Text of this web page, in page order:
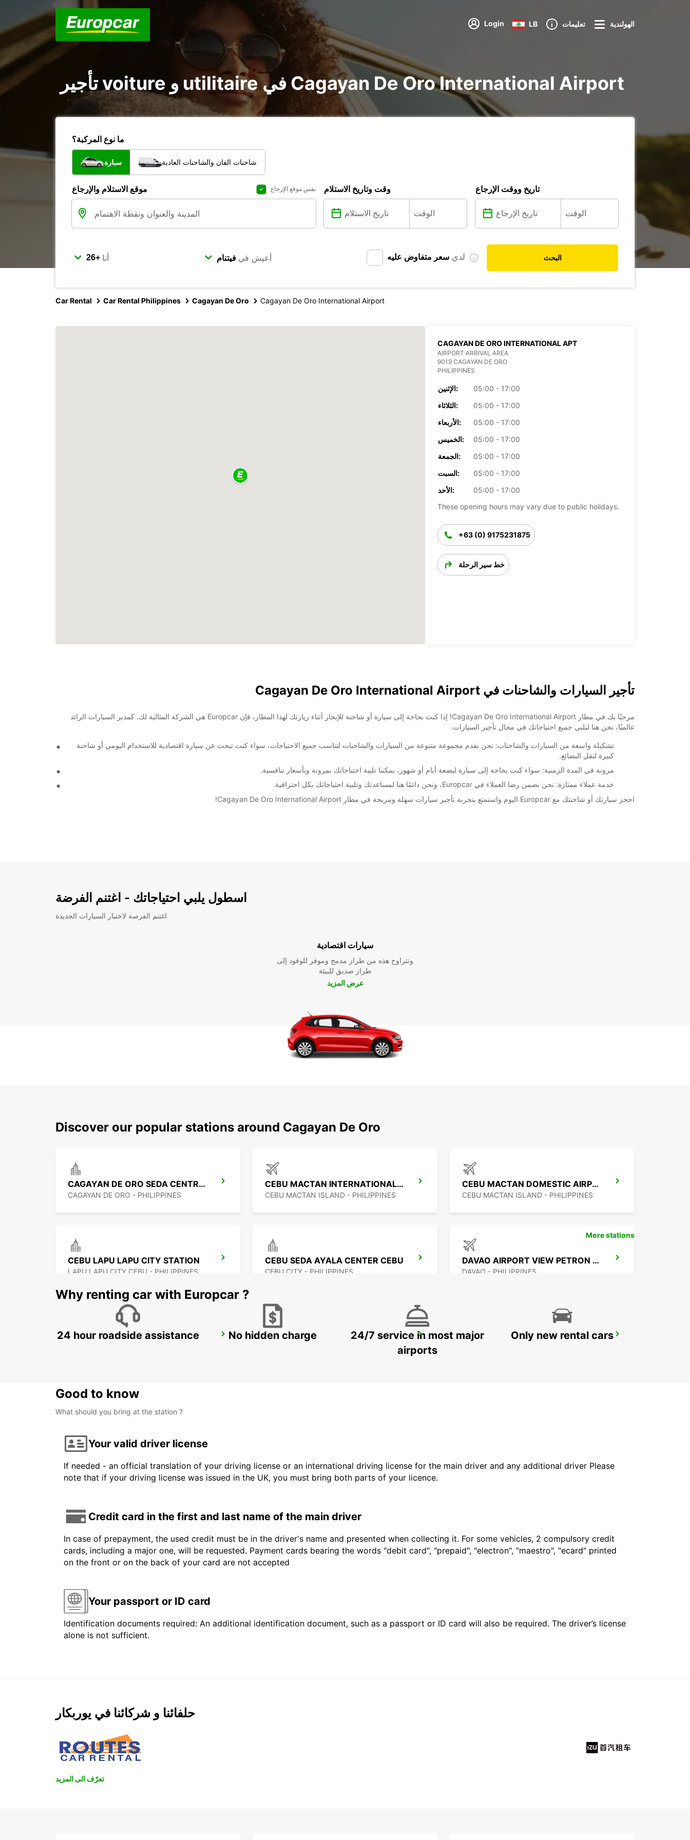
Login LB تعليمات الهولندية
تأجير voiture و utilitaire في Cagayan De Oro International Airport
ما نوع المركبة؟
سيارة شاحنات الفان والشاحنات العادية
موقع الاستلام والإرجاع نفس موقع الإرجاع وقت وتاريخ الاستلام تاريخ ووقت الإرجاع
أنا أعيش في لدي سعر متفاوض عليه البحث
Car Rental Car Rental Philippines Cagayan De Oro Cagayan De Oro International Airport
CAGAYAN DE ORO INTERNATIONAL APT
AIRPORT ARRIVAL AREA
9019 CAGAYAN DE ORO
PHILIPPINES
الإثنين:
05:00 - 17:00
الثلاثاء:
05:00 - 17:00
الأربعاء:
05:00 - 17:00
الخميس:
05:00 - 17:00
الجمعة:
05:00 - 17:00
السبت:
05:00 - 17:00
الأحد:
05:00 - 17:00
These opening hours may vary due to public holidays.
+63 (0) 9175231875
خط سير الرحلة
تأجير السيارات والشاحنات في Cagayan De Oro International Airport
مرحبًا بك في مطار Cagayan De Oro International Airport! إذا كنت بحاجة إلى سيارة أو شاحنة للإيجار أثناء زيارتك لهذا المطار، فإن Europcar هي الشركة المثالية لك. كمدير السيارات الرائد
عالميًا، نحن هنا لنلبي جميع احتياجاتك في مجال تأجير السيارات.
تشكيلة واسعة من السيارات والشاحنات: نحن نقدم مجموعة متنوعة من السيارات والشاحنات لتناسب جميع الاحتياجات، سواء كنت تبحث عن سيارة اقتصادية للاستخدام اليومي أو شاحنة
كبيرة لنقل البضائع.
مرونة في المدة الزمنية: سواء كنت بحاجة إلى سيارة لبضعة أيام أو شهور، يمكننا تلبية احتياجاتك بمرونة وبأسعار تنافسية.
خدمة عملاء ممتازة: نحن نضمن رضا العملاء في Europcar، ونحن دائمًا هنا لمساعدتك وتلبية احتياجاتك بكل احترافية.
احجز سيارتك أو شاحنتك مع Europcar اليوم واستمتع بتجربة تأجير سيارات سهلة ومريحة في مطار Cagayan De Oro International Airport!
اسطول يلبي احتياجاتك - اغتنم الفرضة
اغتنم الفرصة لاختبار السيارات الجديدة
سيارات اقتصادية
وتتراوح هذه من طراز مدمج وموفر للوقود إلى
طراز صديق للبيئة
عرض المزيد
Discover our popular stations around Cagayan De Oro
CAGAYAN DE ORO SEDA CENTRIO HOTEL
CAGAYAN DE ORO - PHILIPPINES
CEBU MACTAN INTERNATIONAL AIRPORT
CEBU MACTAN ISLAND - PHILIPPINES
CEBU MACTAN DOMESTIC AIRPORT
CEBU MACTAN ISLAND - PHILIPPINES
CEBU LAPU LAPU CITY STATION
LAPU LAPU CITY CEBU - PHILIPPINES
CEBU SEDA AYALA CENTER CEBU
CEBU CITY - PHILIPPINES
DAVAO AIRPORT VIEW PETRON STATION
DAVAO - PHILIPPINES
DAVAO INTERNATIONAL AIRPORT DAVAO SEDA ABREEZA HOTEL MANILA NINOY AQUINO INTL APT T2
More stations
Why renting car with Europcar ?
24 hour roadside assistance No hidden charge
24/7 service in most major
airports
Only new rental cars
Good to know
What should you bring at the station ?
Your valid driver license
If needed - an official translation of your driving license or an international driving license for the main driver and any additional driver Please
note that if your driving license was issued in the UK, you must bring both parts of your licence.
Credit card in the first and last name of the main driver
In case of prepayment, the used credit must be in the driver's name and presented when collecting it. For some vehicles, 2 compulsory credit
cards, including a major one, will be requested. Payment cards bearing the words "debit card", "prepaid", "electron", "maestro", "ecard" printed
on the front or on the back of your card are not accepted
Your passport or ID card
Identification documents required: An additional identification document, such as a passport or ID card will also be required. The driver’s license
alone is not sufficient.
حلفائنا و شركائنا في يوربكار
تعرّف الى المزيد